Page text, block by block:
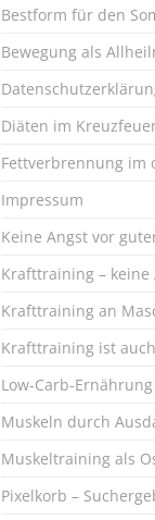
Bestform für den
Bewegung als
Diäten im
Fettverbrennung im
Impressum
Keine Angst vor
Krafttraining –
Krafttraining an
Krafttraining ist
Low-Carb-Ernährung
Muskeln durch
Muskeltraining als
Pixelkorb –